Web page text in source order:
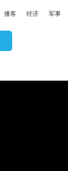
播客 经济 军事